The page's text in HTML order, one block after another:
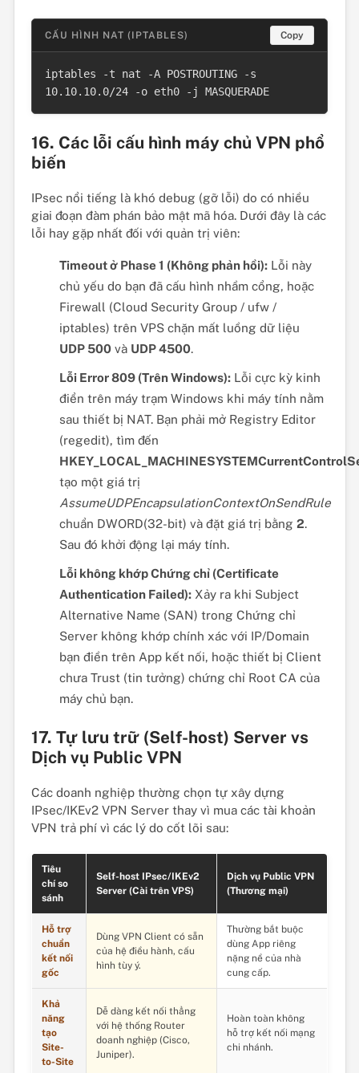
CẤU HÌNH NAT (IPTABLES) Copy
iptables -t nat -A POSTROUTING -s
10.10.10.0/24 -o eth0 -j MASQUERADE
16. Các lỗi cấu hình máy chủ VPN phổ
biến
IPsec nổi tiếng là khó debug (gỡ lỗi) do có nhiều
giai đoạn đàm phán bảo mật mã hóa. Dưới đây là các
lỗi hay gặp nhất đối với quản trị viên:
Timeout ở Phase 1 (Không phản hồi):Lỗi này
chủ yếu do bạn đã cấu hình nhầm cổng, hoặc
Firewall (Cloud Security Group / ufw /
iptables) trên VPS chặn mất luồng dữ liệu
UDP 500và UDP 4500.
Lỗi Error 809 (Trên Windows):Lỗi cực kỳ kinh
điển trên máy trạm Windows khi máy tính nằm
sau thiết bị NAT. Bạn phải mở Registry Editor
(regedit), tìm đến
tạo một giá trị
AssumeUDPEncapsulationContextOnSendRule
chuẩn DWORD(32-bit) và đặt giá trị bằng 2.
Sau đó khởi động lại máy tính.
Lỗi không khớp Chứng chỉ (Certificate
Authentication Failed):Xảy ra khi Subject
Alternative Name (SAN) trong Chứng chỉ
Server không khớp chính xác với IP/Domain
bạn điền trên App kết nối, hoặc thiết bị Client
chưa Trust (tin tưởng) chứng chỉ Root CA của
máy chủ bạn.
17. Tự lưu trữ (Self-host) Server vs
Dịch vụ Public VPN
Các doanh nghiệp thường chọn tự xây dựng
IPsec/IKEv2 VPN Server thay vì mua các tài khoản
VPN trả phí vì các lý do cốt lõi sau:
Tiêu
chí so
sánh
Self-host IPsec/IKEv2
Server (Cài trên VPS)
Dịch vụ Public VPN
(Thương mại)
Hỗ trợ
chuẩn
kết nối
gốc
Dùng VPN Client có sẵn
của hệ điều hành, cấu
hình tùy ý.
Thường bắt buộc
dùng App riêng
nặng nề của nhà
cung cấp.
Khả
năng
tạo
Site-
to-Site
Dễ dàng kết nối thẳng
với hệ thống Router
doanh nghiệp (Cisco,
Juniper).
Hoàn toàn không
hỗ trợ kết nối mạng
chi nhánh.